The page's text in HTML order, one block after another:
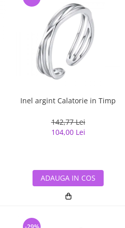
Inel argint Calatorie in Timp
142,77 Lei
104,00 Lei
ADAUGA IN COS